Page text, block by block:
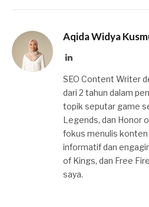
Aqida Widya
LinkedIn
SEO Content Writer
dari 2 tahun dalam
topik seputar game
Legends, dan Honor
fokus menulis konten
informatif dan
of Kings, dan Free
saya.